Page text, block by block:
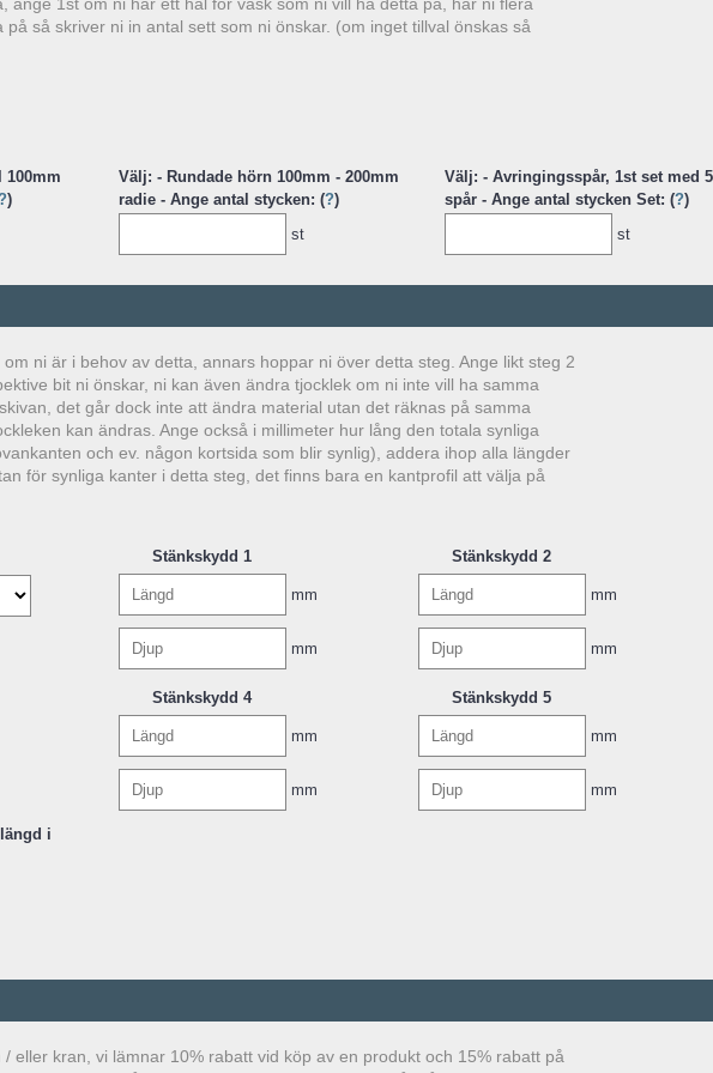
så skriver ni in antal sett som ni önskar. (om inget tillval önskas så
100mm
)
Välj: - Rundade hörn 100mm - 200mm
radie - Ange antal stycken: (?)
st
Välj: - Avringingsspår, 1st set med
spår - Ange antal stycken Set: (?)
st
ni är i behov av detta, annars hoppar ni över detta steg. Ange likt steg 2
bit ni önskar, ni kan även ändra tjocklek om ni inte vill ha samma
det går dock inte att ändra material utan det räknas på samma
kan ändras. Ange också i millimeter hur lång den totala synliga
och ev. någon kortsida som blir synlig), addera ihop alla längder
för synliga kanter i detta steg, det finns bara en kantprofil att välja på
i
Stänkskydd 1
mm
mm
Stänkskydd 2
mm
mm
Stänkskydd 4
mm
mm
Stänkskydd 5
mm
mm
eller kran, vi lämnar 10% rabatt vid köp av en produkt och 15% rabatt på